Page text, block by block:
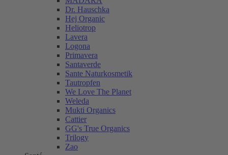
Dr. Hauschka
Hej Organic
Heliotrop
Lavera
Logona
Primavera
Santaverde
Sante Naturkosmetik
Tautropfen
We Love The Planet
Weleda
Mukti Organics
Cattier
GG's True Organics
Trilogy
Zao